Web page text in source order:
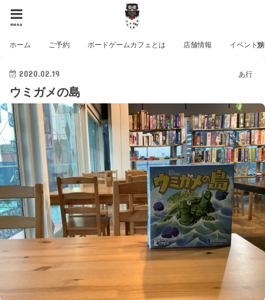
menu
ホーム ご予約 ボードゲームカフェとは 店舗情報 イベント
あ行
2020.02.19
ウミガメの島